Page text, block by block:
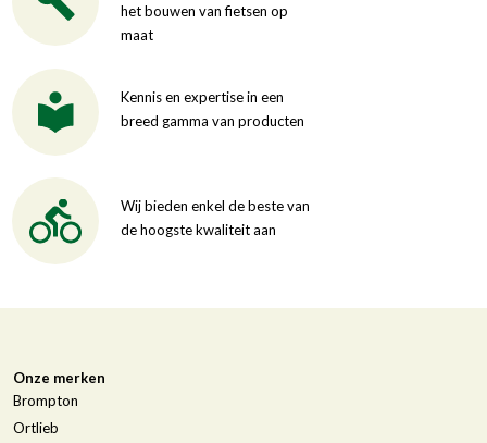
het bouwen van fietsen op
maat
Kennis en expertise in een
breed gamma van producten
Wij bieden enkel de beste van
de hoogste kwaliteit aan
Onze merken
Brompton
Ortlieb